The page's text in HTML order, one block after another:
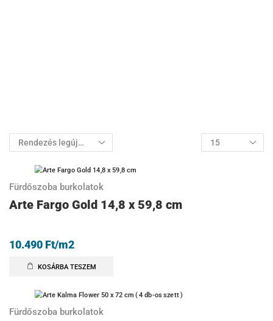
Fürdőszoba burkolatok
Arte Fargo Gold 14,8 x 59,8 cm
10.490 Ft/m2
KOSÁRBA TESZEM
Fürdőszoba burkolatok